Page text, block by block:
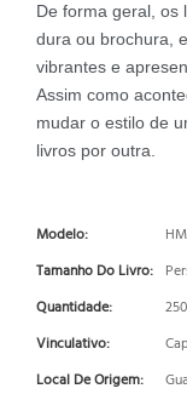
De forma geral, os
dura ou brochura,
vibrantes e
Assim como
mudar o estilo de
livros por outra.
Modelo:
Tamanho Do Livro:
Quantidade:
Vinculativo:
Local De Origem: